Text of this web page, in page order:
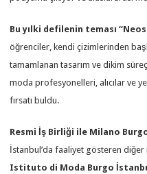
Bu yılki defilenin teması
öğrenciler, kendi çizimlerinden
tamamlanan tasarım ve dikim
moda profesyonelleri, alıcılar ve
fırsatı buldu.
Resmi İş Birliği ile Milano
İstanbul’da faaliyet gösteren
Istituto di Moda Burgo